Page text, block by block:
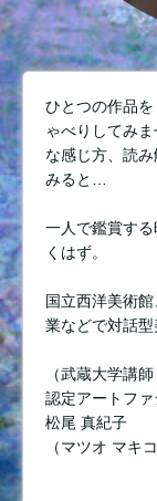
ひとつの作品
ゃべりしてみ
な感じ方、読
みると…
一人で鑑賞す
くはず。
国立西洋美術
業などで対話
（武蔵大学講
認定アートファ
松尾 真紀子
（マツオ マキコ